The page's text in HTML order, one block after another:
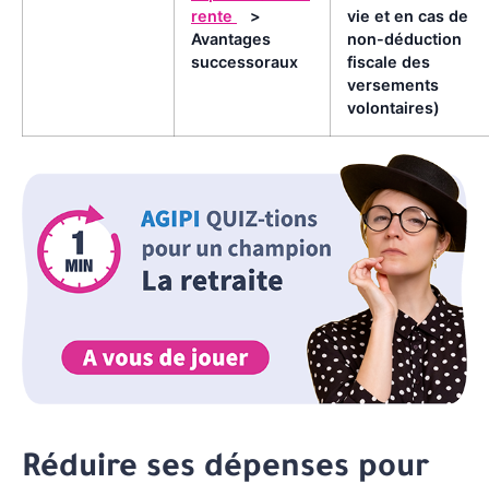
rente
>
Avantages
successoraux
vie et en cas de
non-déduction
fiscale des
versements
volontaires)
Réduire ses dépenses pour